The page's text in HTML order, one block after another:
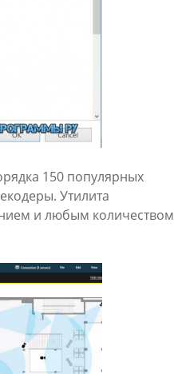
150 популярных
Утилита
и любым количеством